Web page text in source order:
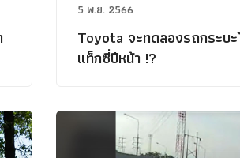
5 พ.ย. 2566
Toyota จะทดลองรถกระบะ
แท็กซี่ปีหน้า !?